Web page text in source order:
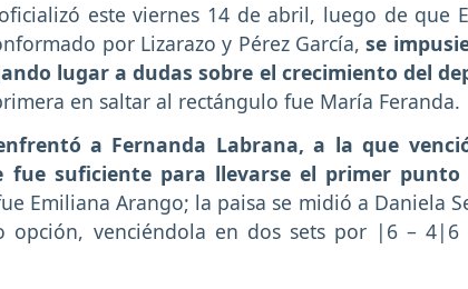
este viernes 14 de abril, luego de que
por Lizarazo y Pérez García,se
lugar a dudas sobre el crecimiento del
en saltar al rectángulo fue María Feranda.
a Fernanda Labrana, a la que
suficiente para llevarse el primer punto
Emiliana Arango; la paisa se midió a Daniela
opción, venciéndola en dos sets por |6 –